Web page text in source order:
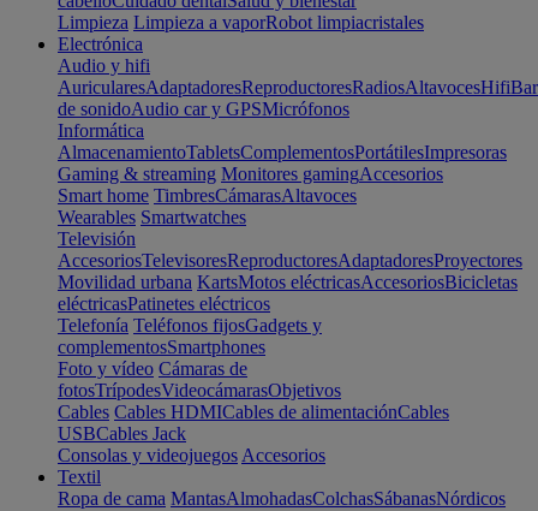
Limpieza Limpieza a vaporRobot limpiacristales
Electrónica
Audio y hifi
AuricularesAdaptadoresReproductoresRadiosAltavocesHifi
de sonidoAudio car y GPSMicrófonos
Informática
AlmacenamientoTabletsComplementosPortátilesImpresoras
Gaming & streaming Monitores gamingAccesorios
Smart home TimbresCámarasAltavoces
Wearables Smartwatches
Televisión
AccesoriosTelevisoresReproductoresAdaptadoresProyectores
Movilidad urbana KartsMotos eléctricasAccesoriosBicicletas
eléctricasPatinetes eléctricos
Telefonía Teléfonos fijosGadgets y
complementosSmartphones
Foto y vídeo Cámaras de
fotosTrípodesVideocámarasObjetivos
Cables Cables HDMICables de alimentaciónCables
USBCables Jack
Consolas y videojuegos Accesorios
Textil
Ropa de cama MantasAlmohadasColchasSábanasNórdicos